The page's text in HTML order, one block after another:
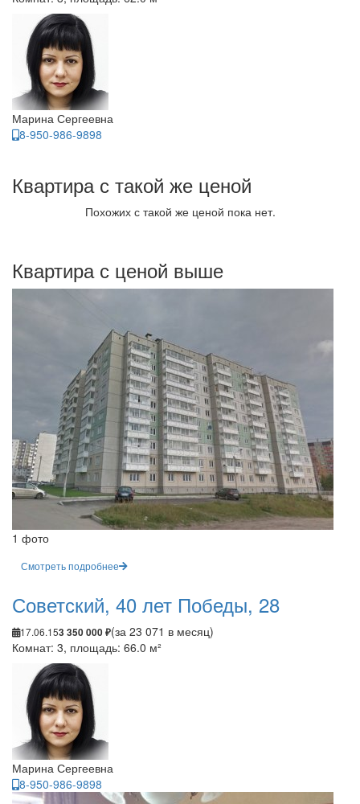
Марина Сергеевна
8-950-986-9898
Квартира с такой же ценой
Похожих с такой же ценой пока нет.
Квартира с ценой выше
1 фото
Смотреть подробнее
Советский, 40 лет Победы, 28
17.06.153 350 000 ₽(за 23 071 в месяц)
Комнат: 3, площадь: 66.0 м²
Марина Сергеевна
8-950-986-9898